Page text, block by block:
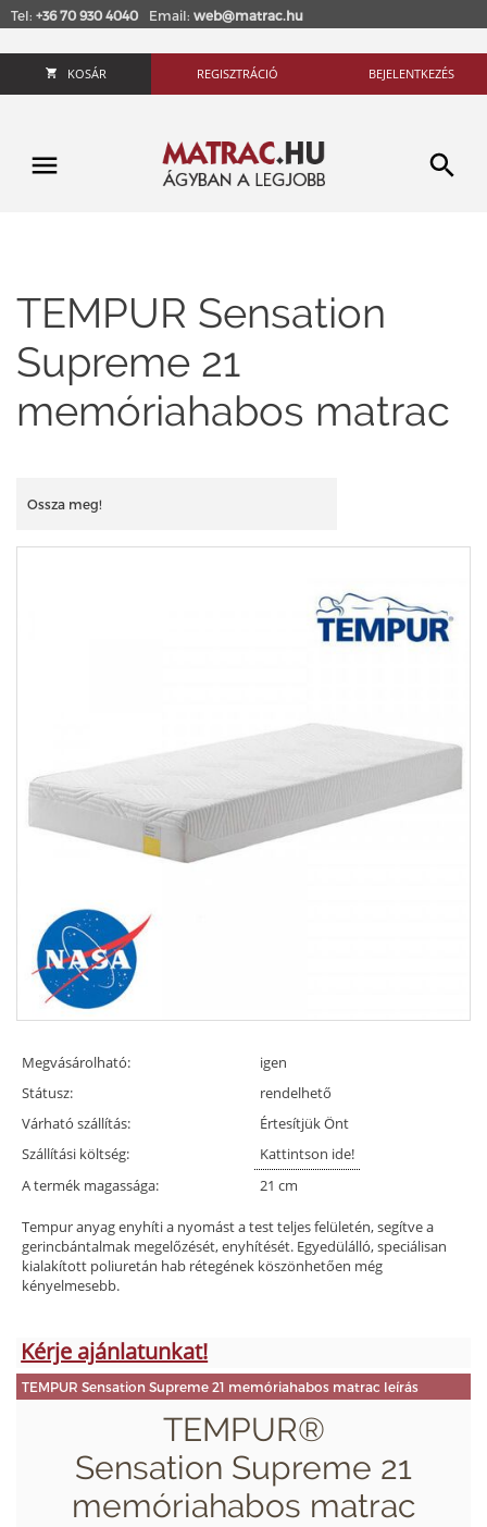
Tel: +36 70 930 4040 Email: web@matrac.hu
KOSÁR REGISZTRÁCIÓ BEJELENTKEZÉS
TEMPUR Sensation
Supreme 21
memóriahabos matrac
Ossza meg!
Megvásárolható:
igen
Státusz:
rendelhető
Várható szállítás:
Értesítjük Önt
Szállítási költség:
Kattintson ide!
A termék magassága:
21 cm
Tempur anyag enyhíti a nyomást a test teljes felületén, segítve a
gerincbántalmak megelőzését, enyhítését. Egyedülálló, speciálisan
kialakított poliuretán hab rétegének köszönhetően még
kényelmesebb.
Kérje ajánlatunkat!
TEMPUR Sensation Supreme 21 memóriahabos matrac leírás
TEMPUR®
Sensation Supreme 21
memóriahabos matrac